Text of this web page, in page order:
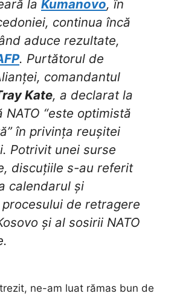
la Kumanovo, în
continua încă
aduce rezultate,
. Purtătorul de
comandantul
Kate, a declarat la
NATO “este optimistă
în privința reușitei
Potrivit unei surse
discuțiile s-au referit
calendarul și
de retragere
și al sosirii NATO
ne-am luat rămas bun de